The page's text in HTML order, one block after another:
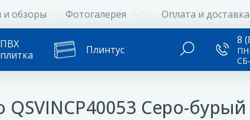
и обзоры Фотогалерея Оплата и доставка
ПВХ
плитка
Плинтус ...
8
QSVINCP40053 Серо-